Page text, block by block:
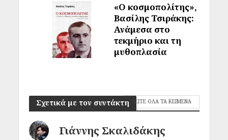
«Ο κοσμοπολίτης»,
Βασίλης Τσιράκης:
Ανάμεσα στο
τεκμήριο και τη
μυθοπλασία
Σχετικά με τον συντάκτη ΔΕΙΤΕ ΟΛΑ ΤΑ ΚΕΙΜΕΝΑ
Γιάννης Σκαλιδάκης